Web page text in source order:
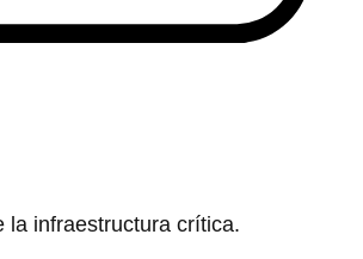
la infraestructura crítica.